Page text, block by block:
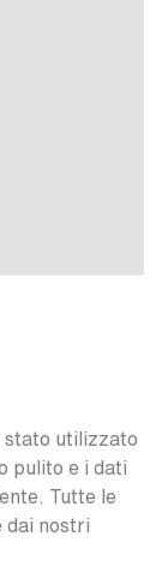
stato utilizzato
pulito e i dati
Tutte le
dai nostri